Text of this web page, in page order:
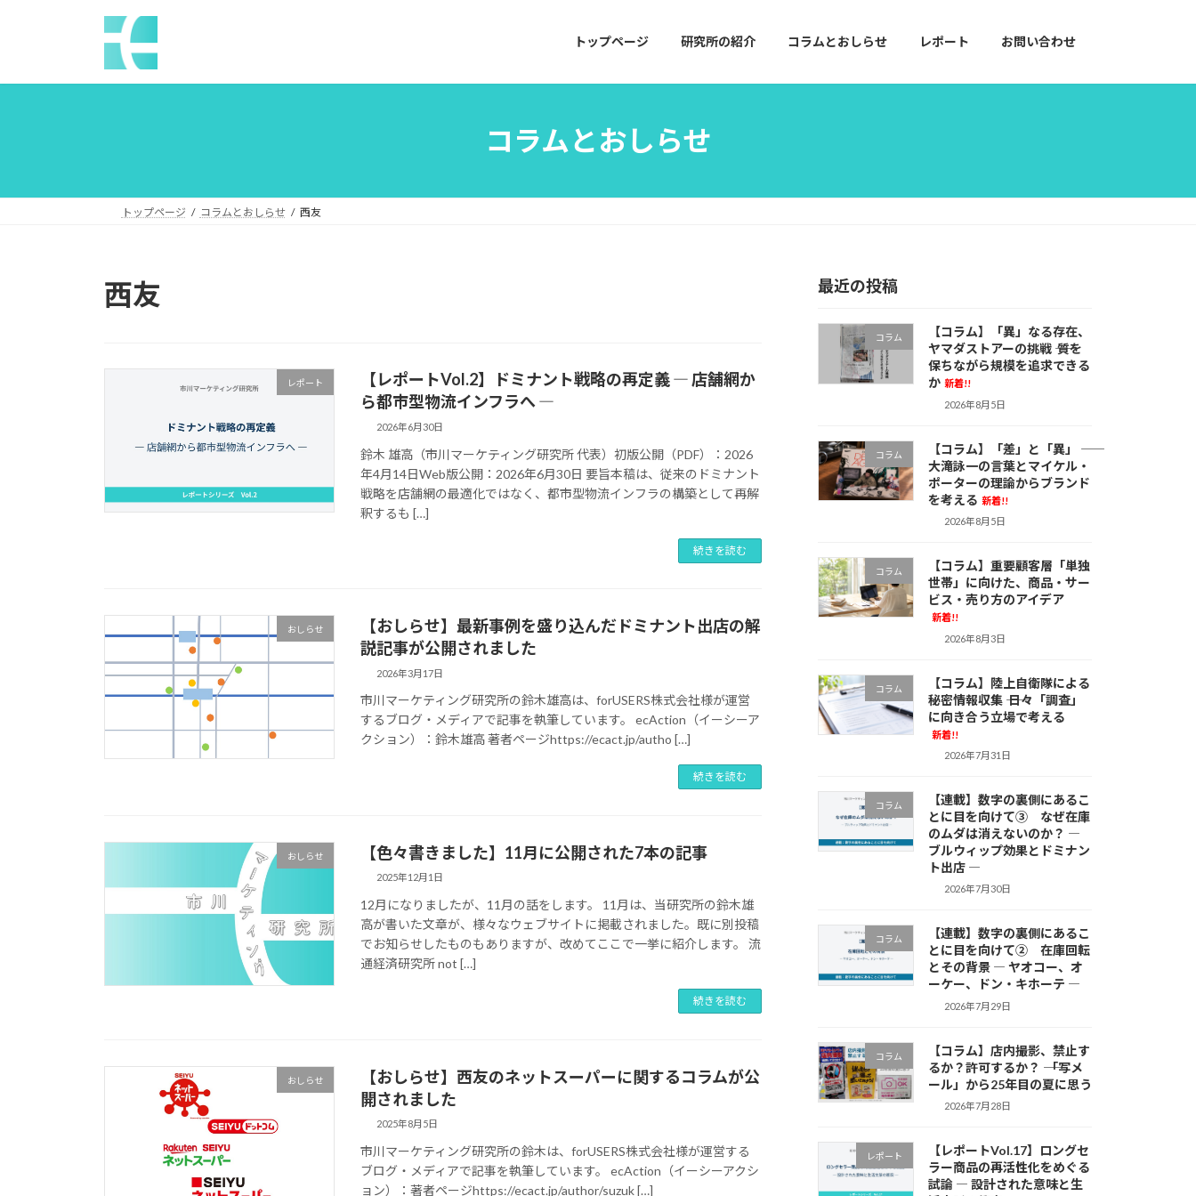
プ
動
トップページ 研究所の紹介 コラムとおしらせ レポート お問い合わせ
コラムとおしらせ
トップページ コラムとおしらせ 西友
西友
レポート
【レポートVol.2】ドミナント戦略の再定義 ― 店舗網か
ら都市型物流インフラへ ―
2026年6月30日
鈴木 雄高（市川マーケティング研究所 代表）初版公開（PDF）：2026
年4月14日Web版公開：2026年6月30日 要旨本稿は、従来のドミナント
戦略を店舗網の最適化ではなく、都市型物流インフラの構築として再解
釈するも […]
続きを読む
おしらせ
【おしらせ】最新事例を盛り込んだドミナント出店の解
説記事が公開されました
2026年3月17日
市川マーケティング研究所の鈴木雄高は、forUSERS株式会社様が運営
するブログ・メディアで記事を執筆しています。 ecAction（イーシーア
クション）：鈴木雄高 著者ページhttps://ecact.jp/autho […]
続きを読む
おしらせ 【色々書きました】11月に公開された7本の記事
2025年12月1日
12月になりましたが、11月の話をします。 11月は、当研究所の鈴木雄
高が書いた文章が、様々なウェブサイトに掲載されました。既に別投稿
でお知らせしたものもありますが、改めてここで一挙に紹介します。 流
通経済研究所 not […]
続きを読む
おしらせ
【おしらせ】西友のネットスーパーに関するコラムが公
開されました
2025年8月5日
市川マーケティング研究所の鈴木は、forUSERS株式会社様が運営する
ブログ・メディアで記事を執筆しています。 ecAction（イーシーアクシ
ョン）：著者ページhttps://ecact.jp/author/suzuk […]
最近の投稿
コラム
【コラム】「異」なる存在、
ヤマダストアーの挑戦 ―― 質を
保ちながら規模を追求できる
か 新着!!
2026年8月5日
コラム
【コラム】「差」と「異」 ――
大滝詠一の言葉とマイケル・
ポーターの理論からブランド
を考える 新着!!
2026年8月5日
コラム
【コラム】重要顧客層「単独
世帯」に向けた、商品・サー
ビス・売り方のアイデア
新着!!
2026年8月3日
コラム
【コラム】陸上自衛隊による
秘密情報収集 ―― 日々「調査」
に向き合う立場で考える
新着!!
2026年7月31日
コラム
【連載】数字の裏側にあるこ
とに目を向けて③ なぜ在庫
のムダは消えないのか？ ―
ブルウィップ効果とドミナン
ト出店 ―
2026年7月30日
コラム
【連載】数字の裏側にあるこ
とに目を向けて② 在庫回転
とその背景 ― ヤオコー、オ
ーケー、ドン・キホーテ ―
2026年7月29日
コラム
【コラム】店内撮影、禁止す
るか？許可するか？ ―― 「写メ
ール」から25年目の夏に思う
2026年7月28日
レポート
【レポートVol.17】ロングセ
ラー商品の再活性化をめぐる
試論 ― 設計された意味と生